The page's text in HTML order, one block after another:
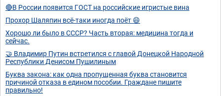
🔴В России появится ГОСТ на российские игристые вина
Прохор Шаляпин всё-таки иногда поёт 😄
Хорошо ли было в СССР? Часть вторая: медицина тогда и
сейчас.
🤝 Владимир Путин встретился с главой Донецкой Народной
Республики Денисом Пушилиным
Буква закона: как одна пропущенная буква становится
причиной отказа в едином пособии. Граждане пишите
правильно!